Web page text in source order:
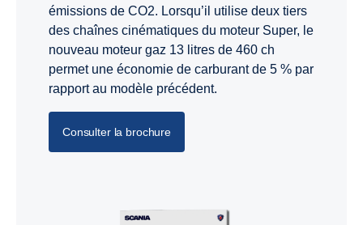
émissions de CO2. Lorsqu’il utilise deux tiers
des chaînes cinématiques du moteur Super, le
nouveau moteur gaz 13 litres de 460 ch
permet une économie de carburant de 5 % par
rapport au modèle précédent.
Consulter la brochure